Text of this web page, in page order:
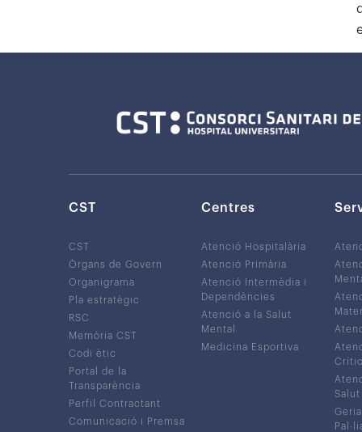
CST
CST
Òrgans de Govern
Organigrama
Pla estratègic
RSC
Memòria CST
Codi ètic
Portal de la
Transparència
Perfil Contractant
Comunicació i Premsa
Centres
Atenció Hospitalària
Atenció Primària
Atenció Intermèdia i
Dependències
Atenció a la Salut
Mental
Medicina Esportiva